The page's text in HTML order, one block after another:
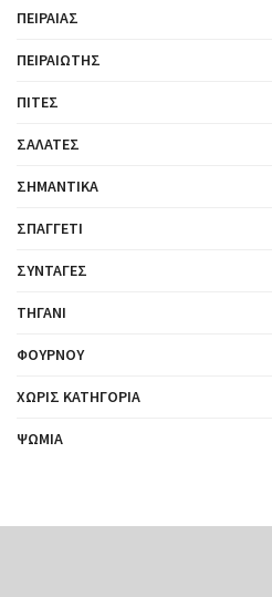
ΠΕΙΡΑΙΆΣ
ΠΕΙΡΑΙΏΤΗΣ
ΠΊΤΕΣ
ΣΑΛΆΤΕΣ
ΣΗΜΑΝΤΙΚΆ
ΣΠΑΓΓΈΤΙ
ΣΥΝΤΑΓΈΣ
ΤΗΓΆΝΙ
ΦΟΎΡΝΟΥ
ΧΩΡΊΣ ΚΑΤΗΓΟΡΊΑ
ΨΩΜΙΆ